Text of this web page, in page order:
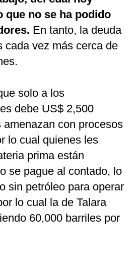
que no se ha podido
En tanto, la deuda
cada vez más cerca de
solo a los
debe US$ 2,500
amenazan con procesos
lo cual quienes les
prima están
se pague al contado, lo
sin petróleo para operar
lo cual la de Talara
60,000 barriles por